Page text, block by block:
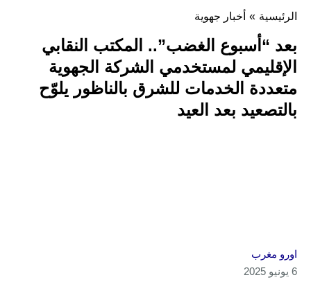
الرئيسية » أخبار جهوية
بعد “أسبوع الغضب”.. المكتب النقابي
الإقليمي لمستخدمي الشركة الجهوية
متعددة الخدمات للشرق بالناظور يلوّح
بالتصعيد بعد العيد
اورو مغرب
6 يونيو 2025